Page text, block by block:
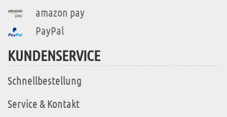
amazon pay
PayPal
KUNDENSERVICE
Schnellbestellung
Service & Kontakt